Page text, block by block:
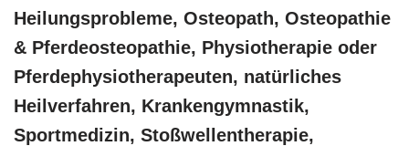
Heilungsprobleme, Osteopath, Osteopathie
& Pferdeosteopathie, Physiotherapie oder
Pferdephysiotherapeuten, natürliches
Heilverfahren, Krankengymnastik,
Sportmedizin, Stoßwellentherapie,